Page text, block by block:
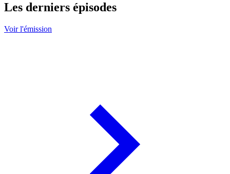
Les derniers épisodes
Voir l'émission